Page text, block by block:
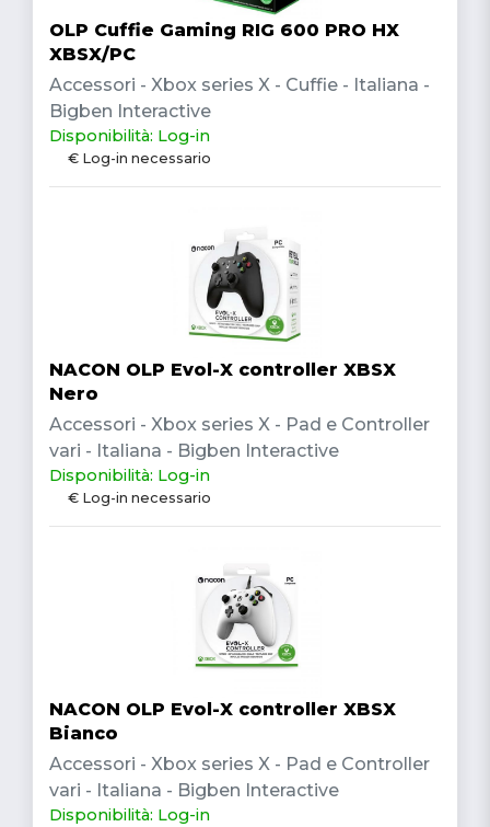
OLP Cuffie Gaming RIG 600 PRO HX
XBSX/PC
Accessori - Xbox series X - Cuffie - Italiana -
Bigben Interactive
Disponibilità: Log-in
€ Log-in necessario
NACON OLP Evol-X controller XBSX
Nero
Accessori - Xbox series X - Pad e Controller
vari - Italiana - Bigben Interactive
Disponibilità: Log-in
€ Log-in necessario
NACON OLP Evol-X controller XBSX
Bianco
Accessori - Xbox series X - Pad e Controller
vari - Italiana - Bigben Interactive
Disponibilità: Log-in